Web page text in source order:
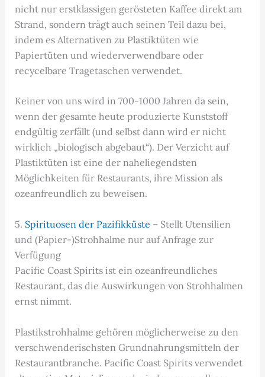
nicht nur erstklassigen gerösteten Kaffee direkt am
Strand, sondern trägt auch seinen Teil dazu bei,
indem es Alternativen zu Plastiktüten wie
Papiertüten und wiederverwendbare oder
recycelbare Tragetaschen verwendet.
Keiner von uns wird in 700-1000 Jahren da sein,
wenn der gesamte heute produzierte Kunststoff
endgültig zerfällt (und selbst dann wird er nicht
wirklich „biologisch abgebaut“). Der Verzicht auf
Plastiktüten ist eine der naheliegendsten
Möglichkeiten für Restaurants, ihre Mission als
ozeanfreundlich zu beweisen.
5. Spirituosen der Pazifikküste – Stellt Utensilien
und (Papier-)Strohhalme nur auf Anfrage zur
Verfügung
Pacific Coast Spirits ist ein ozeanfreundliches
Restaurant, das die Auswirkungen von Strohhalmen
ernst nimmt.
Plastikstrohhalme gehören möglicherweise zu den
verschwenderischsten Grundnahrungsmitteln der
Restaurantbranche. Pacific Coast Spirits verwendet